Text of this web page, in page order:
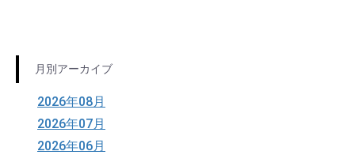
月別アーカイブ
2026年08月
2026年07月
2026年06月